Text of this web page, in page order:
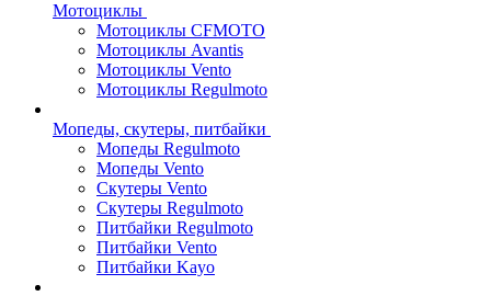
Мотоциклы
Мотоциклы CFMOTO
Мотоциклы Avantis
Мотоциклы Vento
Мотоциклы Regulmoto
Мопеды, скутеры, питбайки
Мопеды Regulmoto
Мопеды Vento
Скутеры Vento
Скутеры Regulmoto
Питбайки Regulmoto
Питбайки Vento
Питбайки Kayo